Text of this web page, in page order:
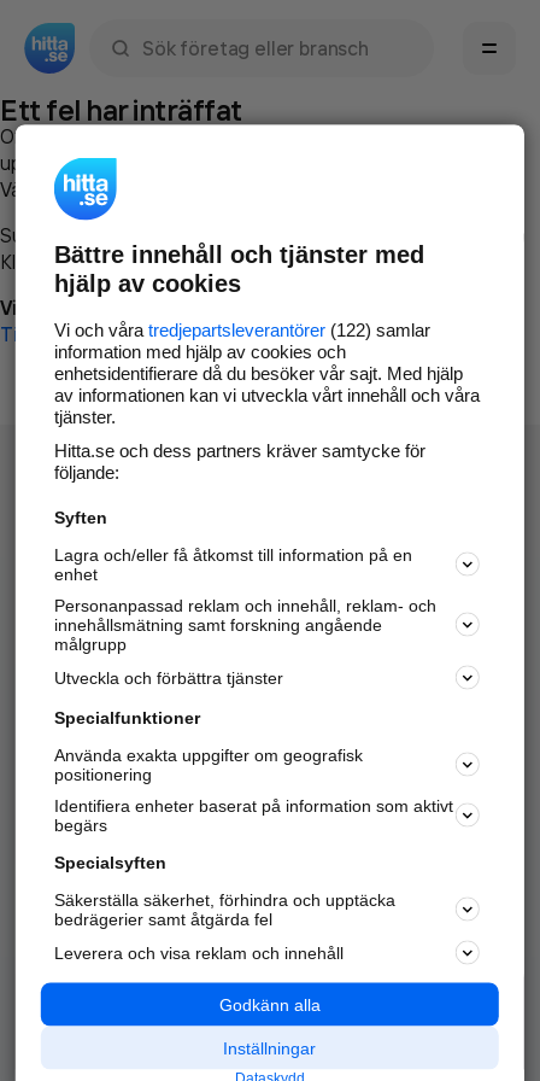
Ett fel har inträffat
Om du vill kan du
uppstod så att vi lättare och snabbare kan avhjälpa det.
Vänligen försök med följande:
Surfa till
Klicka påTillbaka-knappen i webbläsaren och försök igen
Vi beklagar besväret!
Till startsidan
Hitta.se - Gratis nummerupplysning.
Sök företag, personer och platser.
Hitta telefonnummer, adresser, företagsinfo mm.
Marknadsför företaget
Kom igång och annonsera mot
samarbetspartners nära dig.
Alla kategorier
Populära sökningar
API & Kartor
Annonsera
Integritet
Nödnummer
Bättre innehåll och tjänster med
hjälp av cookies
Vi och våra tredjepartsleverantörer(122) samlar
information med hjälp av cookies och
enhetsidentifierare då du besöker vår sajt. Med hjälp
av informationen kan vi utveckla vårt innehåll och våra
tjänster.
Hitta.se och dess partners kräver samtycke för
följande:
Syften
Lagra och/eller få åtkomst till information på en
enhet
Personanpassad reklam och innehåll, reklam- och
innehållsmätning samt forskning angående
målgrupp
Utveckla och förbättra tjänster
Specialfunktioner
Använda exakta uppgifter om geografisk
positionering
Identifiera enheter baserat på information som aktivt
begärs
Specialsyften
Säkerställa säkerhet, förhindra och upptäcka
bedrägerier samt åtgärda fel
Leverera och visa reklam och innehåll
Godkänn alla
Inställningar
Dataskydd